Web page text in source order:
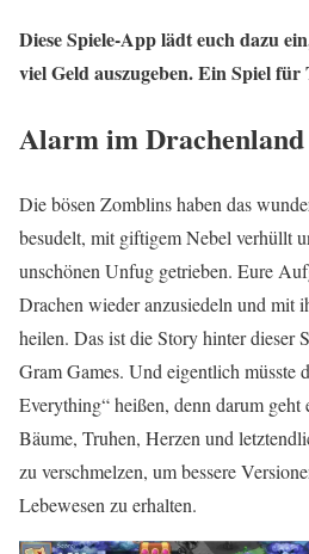
Diese Spiele-App lädt euch dazu
viel Geld auszugeben. Ein Spiel
Alarm im Drachenland
Die bösen Zomblins haben das
besudelt, mit giftigem Nebel verhüllt
unschönen Unfug getrieben. Eure
Drachen wieder anzusiedeln und mit
heilen. Das ist die Story hinter dieser
Gram Games. Und eigentlich müsste
Everything“ heißen, denn darum geht
Bäume, Truhen, Herzen und
zu verschmelzen, um bessere
Lebewesen zu erhalten.